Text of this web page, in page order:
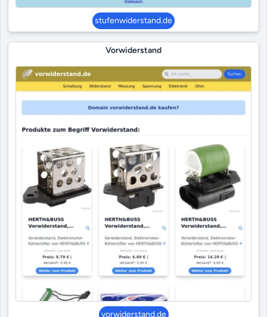
stufenwiderstand.de
Vorwiderstand
vorwiderstand.de